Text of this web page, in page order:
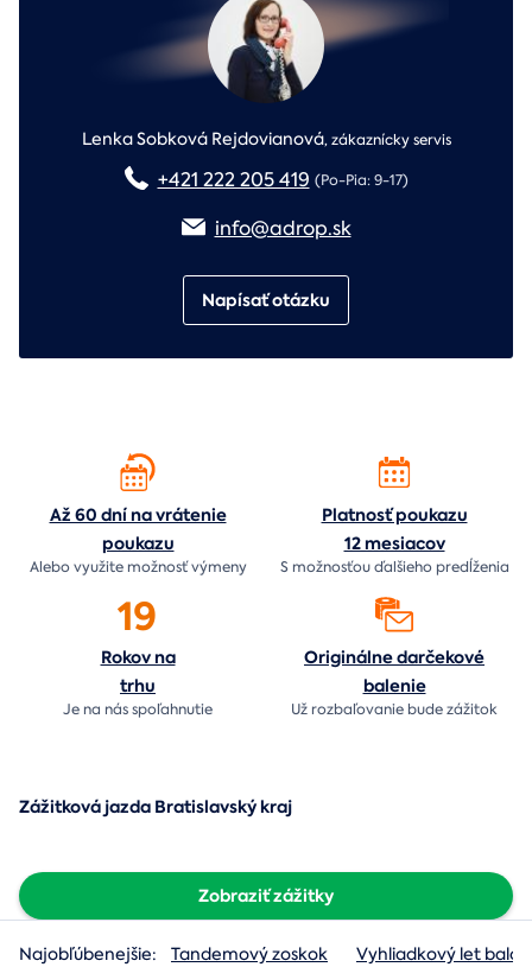
Lenka Sobková Rejdovianová,zákaznícky servis
+421 222 205 419 (Po-Pia: 9-17)
info@adrop.sk
Napísať otázku
Až 60 dní na vrátenie
poukazu
Alebo využite možnosť výmeny
Platnosť poukazu
12 mesiacov
S možnosťou ďalšieho predĺženia
19
Rokov na
trhu
Je na násspoľahnutie
Originálne darčekové
balenie
Už rozbaľovanie budezážitok
Zážitková jazda Bratislavský kraj
Zobraziť zážitky
Najobľúbenejšie: Tandemový zoskok Vyhliadkový let